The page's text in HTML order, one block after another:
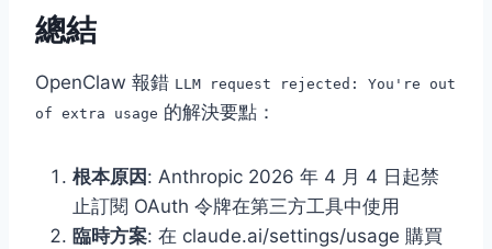
總結
OpenClaw 報錯 LLM request rejected: You're out
of extra usage 的解決要點：
根本原因 : Anthropic 2026 年 4 月 4 日起禁
止訂閱 OAuth 令牌在第三方工具中使用
臨時方案: 在 claude.ai/settings/usage 購買